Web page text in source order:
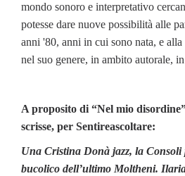
mondo sonoro e interpretativo
potesse dare nuove possibilità alle
anni '80, anni in cui sono nata, e
nel suo genere, in ambito autorale,
A proposito di “Nel mio
scrisse, per Sentireascoltare:
Una Cristina Donà jazz, la
bucolico dell’ultimo Moltheni.